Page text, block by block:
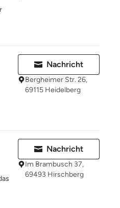
Nachricht
Bergheimer Str. 26,
69115 Heidelberg
Nachricht
Im Brambusch 37,
69493 Hirschberg